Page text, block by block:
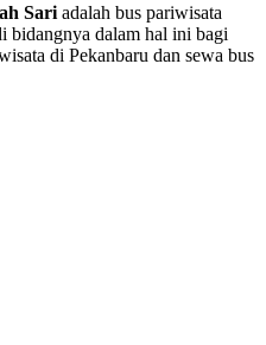
Sari adalah bus pariwisata
bidangnya dalam hal ini bagi
di Pekanbaru dan sewa bus